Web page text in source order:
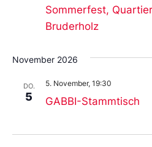
Sommerfest,
Bruderholz
November 2026
DO.
5 GABBI-Stammtisch
5. November, 19:30